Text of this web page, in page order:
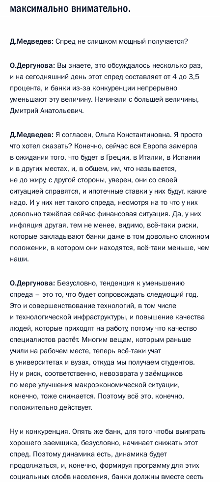
максимально внимательно.
Д.Медведев: Спред не слишком мощный получается?
О.Дергунова: Вы знаете, это обсуждалось несколько раз,
и на сегодняшний день этот спред составляет от 4 до 3,5
процента, и банки из‑за конкуренции непрерывно
уменьшают эту величину. Начинали с большей величины,
Дмитрий Анатольевич.
Д.Медведев: Я согласен, Ольга Константиновна. Я просто
что хотел сказать? Конечно, сейчас вся Европа замерла
в ожидании того, что будет в Греции, в Италии, в Испании
и в других местах, и, в общем, им, что называется,
не до жиру, с другой стороны, уверен, они со своей
ситуацией справятся, и ипотечные ставки у них будут, какие
надо. И у них нет такого спреда, несмотря на то что у них
довольно тяжёлая сейчас финансовая ситуация. Да, у них
инфляция другая, тем не менее, видимо, всё‑таки риски,
которые закладывают банки даже в том довольно сложном
положении, в котором они находятся, всё‑таки меньше, чем
наши.
О.Дергунова: Безусловно, тенденция к уменьшению
спреда – это то, что будет сопровождать следующий год.
Это и совершенствование технологий, в том числе
и технологической инфраструктуры, и повышение качества
людей, которые приходят на работу, потому что качество
специалистов растёт. Многим вещам, которым раньше
учили на рабочем месте, теперь всё‑таки учат
в университетах и вузах, откуда мы получаем студентов.
Ну и риск, соответственно, невозврата у заёмщиков
по мере улучшения макроэкономической ситуации,
конечно, тоже снижается. Поэтому всё это, конечно,
положительно действует.
Ну и конкуренция. Опять же банк, для того чтобы выиграть
хорошего заемщика, безусловно, начинает снижать этот
спред. Поэтому динамика есть, динамика будет
продолжаться, и, конечно, формируя программу для этих
социальных слоёв населения, банки должны вместе сесть